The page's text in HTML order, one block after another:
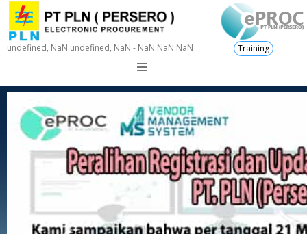
undefined, NaN undefined, NaN - NaN:NaN:NaN Training